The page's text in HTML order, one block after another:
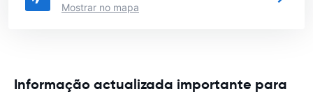
Mostrar no mapa
Informação actualizada importante para